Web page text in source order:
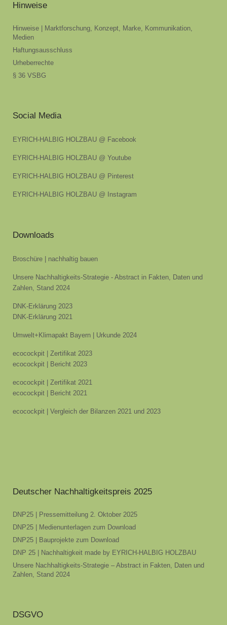
Hinweise
Hinweise | Marktforschung, Konzept, Marke, Kommunikation,
Medien
Haftungsausschluss
Urheberrechte
§ 36 VSBG
Social Media
EYRICH-HALBIG HOLZBAU @ Facebook
EYRICH-HALBIG HOLZBAU @ Youtube
EYRICH-HALBIG HOLZBAU @ Pinterest
EYRICH-HALBIG HOLZBAU @ Instagram
Downloads
Broschüre | nachhaltig bauen
Unsere Nachhaltigkeits-Strategie - Abstract in Fakten, Daten und
Zahlen, Stand 2024
DNK-Erklärung 2023
DNK-Erklärung 2021
Umwelt+Klimapakt Bayern | Urkunde 2024
ecocockpit | Zertifikat 2023
ecocockpit | Bericht 2023
ecocockpit | Zertifikat 2021
ecocockpit | Bericht 2021
ecocockpit | Vergleich der Bilanzen 2021 und 2023
Deutscher Nachhaltigkeitspreis 2025
DNP25 | Pressemitteilung 2. Oktober 2025
DNP25 | Medienunterlagen zum Download
DNP25 | Bauprojekte zum Download
DNP 25 | Nachhaltigkeit made by EYRICH-HALBIG HOLZBAU
Unsere Nachhaltigkeits-Strategie – Abstract in Fakten, Daten und
Zahlen, Stand 2024
DSGVO